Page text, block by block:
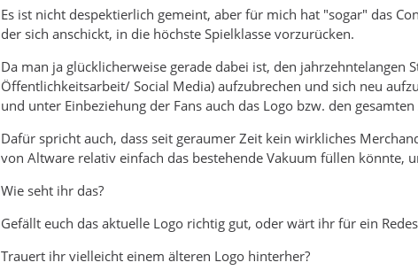
Es ist nicht despektierlich gemeint, aber für mich hat "sogar" das
der sich anschickt, in die höchste Spielklasse vorzurücken.
Da man ja glücklicherweise gerade dabei ist, den
Öffentlichkeitsarbeit/ Social Media) aufzubrechen und sich neu
und unter Einbeziehung der Fans auch das Logo bzw. den
Dafür spricht auch, dass seit geraumer Zeit kein wirkliches
von Altware relativ einfach das bestehende Vakuum füllen könnte,
Wie seht ihr das?
Gefällt euch das aktuelle Logo richtig gut, oder wärt ihr für ein
Trauert ihr vielleicht einem älteren Logo hinterher?